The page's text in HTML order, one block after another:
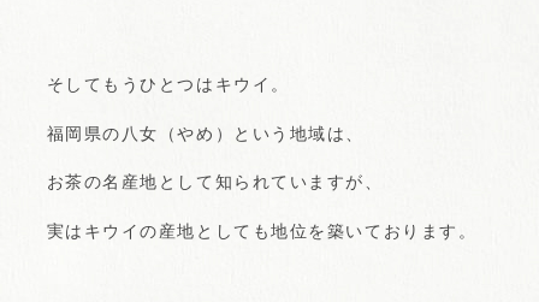
そしてもうひとつはキウイ。
福岡県の八女（やめ）という地域は、
お茶の名産地として知られていますが、
実はキウイの産地としても地位を築いております。